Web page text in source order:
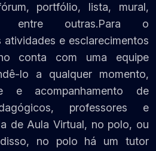
portfólio, lista, mural,
entre outras.Para o
e esclarecimentos
conta com uma equipe
lo a qualquer momento,
e acompanhamento de
professores e
de Aula Virtual, no polo, ou
no polo há um tutor